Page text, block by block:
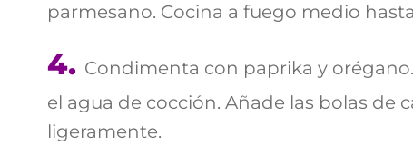
parmesano. Cocina a fuego medio
Condimenta con paprika y
el agua de cocción. Añade las bolas de
ligeramente.